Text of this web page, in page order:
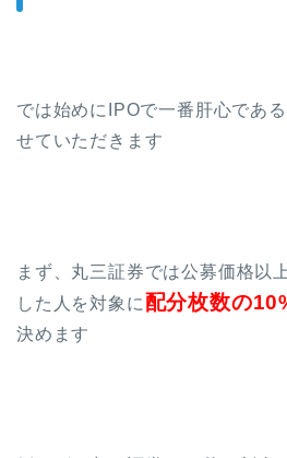
では始めにIPOで一番肝心であ
せていただきます
まず、丸三証券では公募価格以
した人を対象に 配分枚数の
決めます